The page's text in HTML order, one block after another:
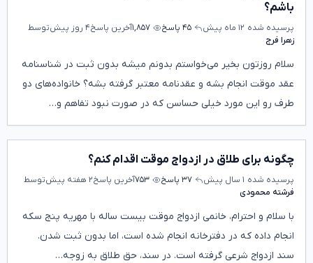
باشم؟
پرسیده شده ۱۲ ماه پیش ۴۵ پاسخ ۱,۸۵۷آخرین پاسخ۴ روز پیش
توسط
زهرا فرج
سلام روزتون بخیر می‌خواستم بدونم میشه بدون ثبت در شناسنامه
عقد موقت انجام بشه و عقدنامه معتبر گرفته بشه؟ خانواده‌های دو
طرف رو این مورد خیلی حساسن که در صورت نبود تفاهم و…
چگونه برای طلاق در ازدواج موقت اقدام کنم؟
پرسیده شده ۱ سال پیش ۳۷ پاسخ ۷۵۳آخرین پاسخ۲ هفته پیش
توسط
فرشته محمودی
با سلام و احترام، خانمی ازدواج موقت بیست ساله با مهریه پنج سکه
انجام داده که در دفترخانه انجام شده است، اما بدون ثبت شدن.
سند ازدواج شرعی گرفته است. در سند، حق طلاق به زوجه…